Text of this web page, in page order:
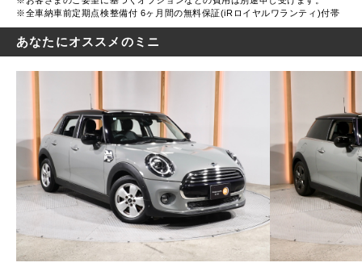
※全車納車前定期点検整備付 6ヶ月間の無料保証(iRロイヤルワランティ)付帯
あなたにオススメのミニ